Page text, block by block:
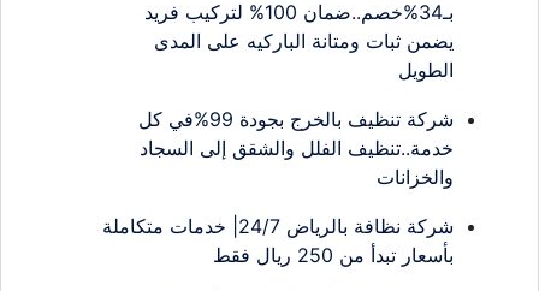
بـ34%خصم..ضمان 100% لتركيب فريد
يضمن ثبات ومتانة الباركيه على المدى
الطويل
شركة تنظيف بالخرج بجودة 99%في كل
خدمة..تنظيف الفلل والشقق إلى السجاد
والخزانات
شركة نظافة بالرياض 24/7| خدمات متكاملة
بأسعار تبدأ من 250 ريال فقط